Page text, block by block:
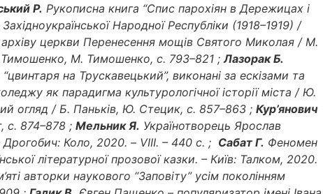
Р. Рукописна книга “Спис парохіян в Дережицах і
Народної Республіки (1918–1919) /
церкви Перенесення мощів Святого Миколая / М.
Тимошенко, М. Тимошенко, с. 793–821 ; Лазорак Б.
на Трускавецький”, виконані за ескізами та
як парадигма культурологічної історії міста / Ю.
огляд / Б. Паньків, Ю. Стецик, с. 857–863 ; Кур’янович
с. 874–878 ; Мельник Я. Українотворець Ярослав
Коло, 2020. – VIII. – 440 с. ; Сабат Г. Феномен
літературної прозової казки. – Київ: Талком, 2020.
авторки наукового “Заповіту” усім поколінням